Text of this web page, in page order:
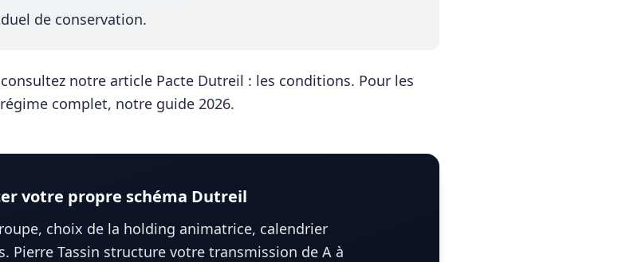
de conservation.
notre article Pacte Dutreil : les conditions. Pour les
complet, notre guide 2026.
votre propre schéma Dutreil
choix de la holding animatrice, calendrier
Pierre Tassin structure votre transmission de A à